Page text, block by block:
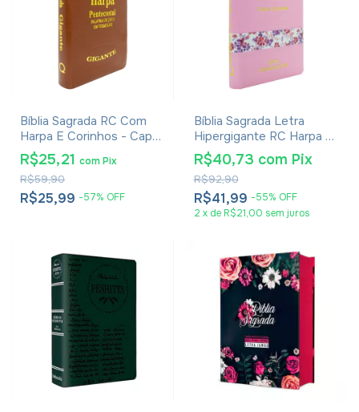
Bíblia Sagrada RC Com
Harpa E Corinhos - Capa
Luxo Veneza Whisk
R$25,99 -57% OFF
R$59,90
R$25,21 comPix
Bíblia Sagrada Letra
Hipergigante RC Harpa E
Corinhos Capa Zíper
Rosa Claro
R$41,99 -55% OFF
R$92,90
R$40,73 com Pix
2 x de R$21,00 sem juros